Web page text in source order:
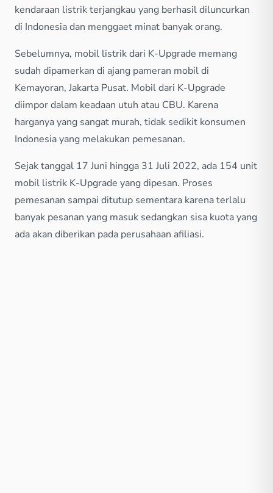
kendaraan listrik terjangkau yang berhasil diluncurkan
di Indonesia dan menggaet minat banyak orang.
Sebelumnya, mobil listrik dari K-Upgrade memang
sudah dipamerkan di ajang pameran mobil di
Kemayoran, Jakarta Pusat. Mobil dari K-Upgrade
diimpor dalam keadaan utuh atau CBU. Karena
harganya yang sangat murah, tidak sedikit konsumen
Indonesia yang melakukan pemesanan.
Sejak tanggal 17 Juni hingga 31 Juli 2022, ada 154 unit
mobil listrik K-Upgrade yang dipesan. Proses
pemesanan sampai ditutup sementara karena terlalu
banyak pesanan yang masuk sedangkan sisa kuota yang
ada akan diberikan pada perusahaan afiliasi.